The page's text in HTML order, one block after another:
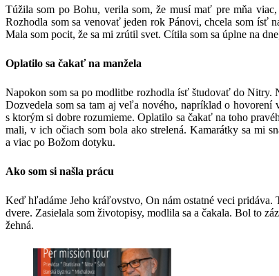
Túžila som po Bohu, verila som, že musí mať pre mňa
Rozhodla som sa venovať jeden rok Pánovi, chcela som ísť
Mala som pocit, že sa mi zrútil svet. Cítila som sa úplne na
Oplatilo sa čakať na manžela
Napokon som sa po modlitbe rozhodla ísť študovať do Nitry.
Dozvedela som sa tam aj veľa nového, napríklad o
s ktorým si dobre rozumieme. Oplatilo sa čakať na toho
mali, v ich očiach som bola ako strelená. Kamarátky sa mi
a viac po Božom dotyku.
Ako som si našla prácu
Keď hľadáme Jeho kráľovstvo, On nám ostatné veci pridáva.
dvere. Zasielala som životopisy, modlila sa a čakala. Bol to
žehná.